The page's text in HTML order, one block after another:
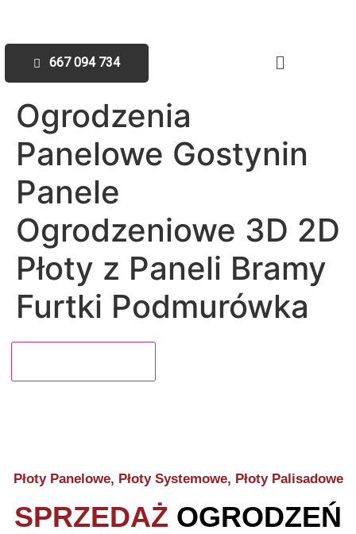
667 094 734
Ogrodzenia
Panelowe Gostynin
Panele
Ogrodzeniowe 3D 2D
Płoty z Paneli Bramy
Furtki Podmurówka
Płoty Panelowe, Płoty Systemowe, Płoty Palisadowe
SPRZEDAŻ OGRODZEŃ